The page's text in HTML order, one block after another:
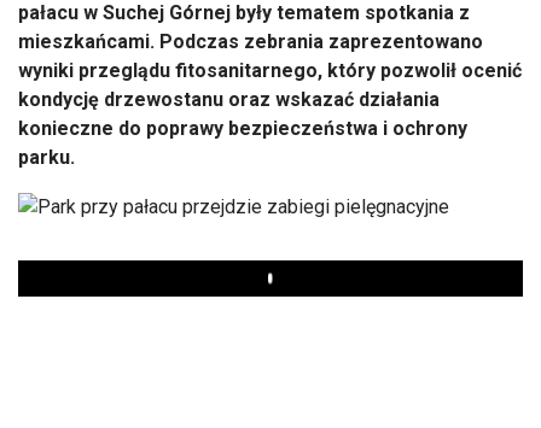
pałacu w Suchej Górnej były tematem spotkania z
mieszkańcami. Podczas zebrania zaprezentowano
wyniki przeglądu fitosanitarnego, który pozwolił ocenić
kondycję drzewostanu oraz wskazać działania
konieczne do poprawy bezpieczeństwa i ochrony
parku.
Play